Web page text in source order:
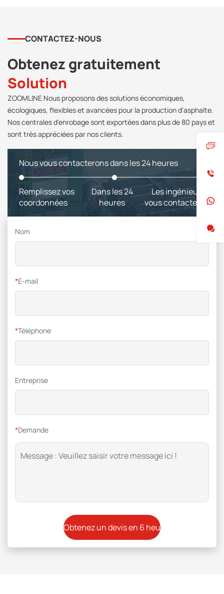
CONTACTEZ-NOUS
Obtenez gratuitement
Solution
ZOOMLINE Nous proposons des solutions économiques,
écologiques, flexibles et avancées pour la production d'asphalte.
Nos centrales d'enrobage sont exportées dans plus de 80 pays et
sont très appréciées par nos clients.
Nous vous contacterons dans les 24 heures
Remplissez vos
coordonnées
Dans les 24
heures
Les ingénieurs
vous contactent
Nom
*E-mail
*Téléphone
Entreprise
*Demande